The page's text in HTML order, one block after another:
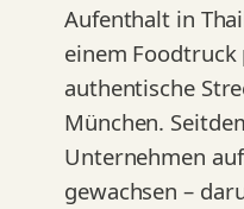
Aufenthalt in
einem
authentische
München.
Unternehmen
gewachsen –